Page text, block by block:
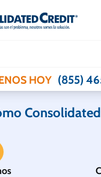
HOY (855)